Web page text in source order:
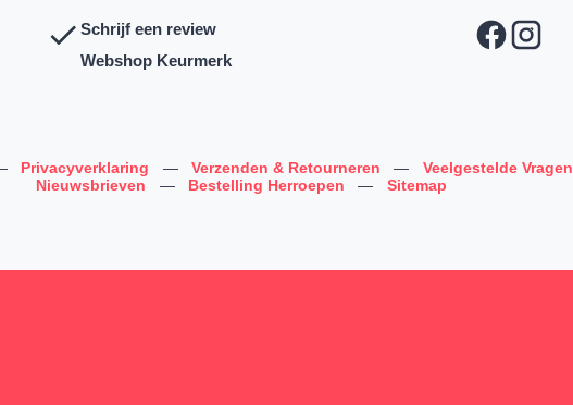
Schrijf een review
Webshop Keurmerk
Privacyverklaring — Verzenden & Retourneren — Veelgestelde Vragen
Nieuwsbrieven
— Bestelling Herroepen — Sitemap